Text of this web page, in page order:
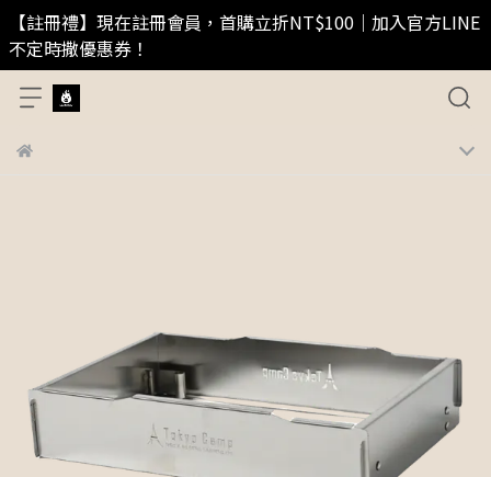
【註冊禮】現在註冊會員，首購立折NT$100｜加入官方LINE
不定時撒優惠券！